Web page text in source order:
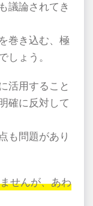
議論されてき
巻き込む、極
しょう。
活用すること
確に反対して
も問題があり
せんが、あわ